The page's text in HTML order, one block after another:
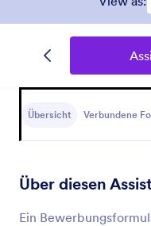
Übersicht Verbundene
Über diesen
Ein